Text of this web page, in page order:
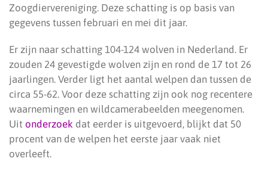
Zoogdiervereniging. Deze schatting is op basis van
gegevens tussen februari en mei dit jaar.
Er zijn naar schatting 104-124 wolven in Nederland. Er
zouden 24 gevestigde wolven zijn en rond de 17 tot 26
jaarlingen. Verder ligt het aantal welpen dan tussen de
circa 55-62. Voor deze schatting zijn ook nog recentere
waarnemingen en wildcamerabeelden meegenomen.
Uit onderzoek dat eerder is uitgevoerd, blijkt dat 50
procent van de welpen het eerste jaar vaak niet
overleeft.